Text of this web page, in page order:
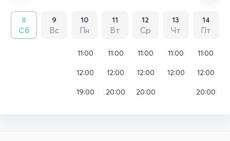
8
Сб
9
Вс
10
Пн
11
Вт
12
Ср
13
Чт
14
Пт
11:00
12:00
19:00
11:00
12:00
20:00
11:00
12:00
20:00
11:00
12:00
11:00
12:00
20:00